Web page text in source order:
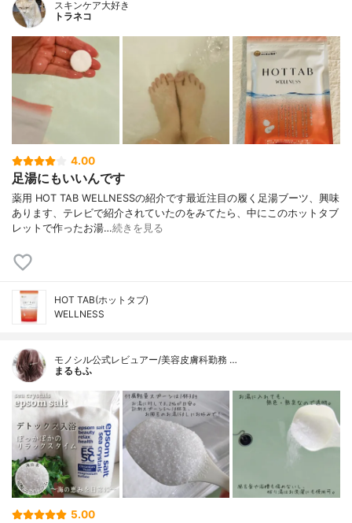
スキンケア大好き
トラネコ
4.00
足湯にもいいんです
薬用 HOT TAB WELLNESSの紹介です最近注目の履く足湯ブーツ、興味
あります、テレビで紹介されていたのをみてたら、中にこのホットタブ
レットで作ったお湯…続きを見る
HOT TAB(ホットタブ)
WELLNESS
モノシル公式レビュアー/美容皮膚科勤務 …
まるもふ
5.00